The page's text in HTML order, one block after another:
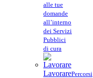
alle tue
domande
all’interno
dei Servizi
Pubblici
di cura
LavorarePercorsi